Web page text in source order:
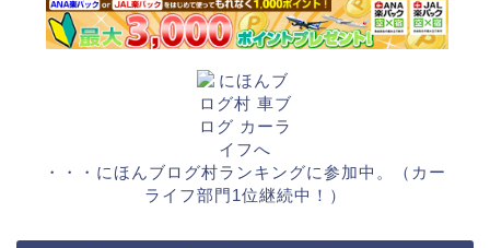
・・・にほんブログ村ランキングに参加中。（カー
ライフ部門1位継続中！）